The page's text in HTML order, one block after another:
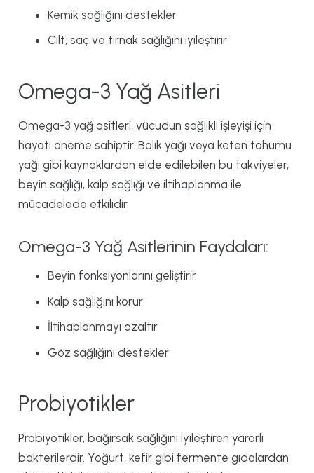
Kemik sağlığını destekler
Cilt, saç ve tırnak sağlığını iyileştirir
Omega-3 Yağ Asitleri
Omega-3 yağ asitleri, vücudun sağlıklı işleyişi için
hayati öneme sahiptir. Balık yağı veya keten tohumu
yağı gibi kaynaklardan elde edilebilen bu takviyeler,
beyin sağlığı, kalp sağlığı ve iltihaplanma ile
mücadelede etkilidir.
Omega-3 Yağ Asitlerinin Faydaları:
Beyin fonksiyonlarını geliştirir
Kalp sağlığını korur
İltihaplanmayı azaltır
Göz sağlığını destekler
Probiyotikler
Probiyotikler, bağırsak sağlığını iyileştiren yararlı
bakterilerdir. Yoğurt, kefir gibi fermente gıdalardan